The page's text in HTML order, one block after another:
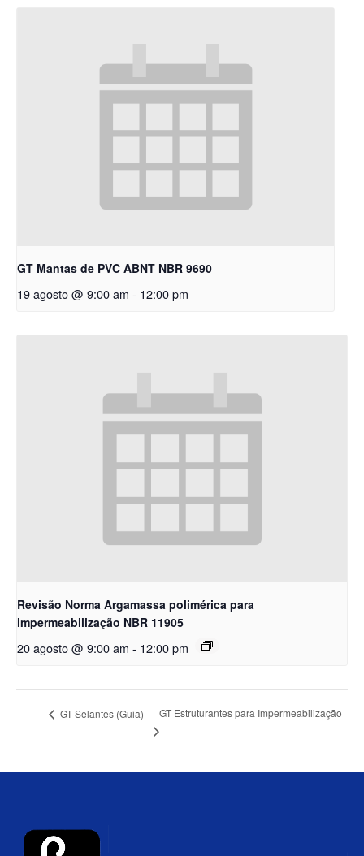
GT Mantas de PVC ABNT NBR 9690
19 agosto @ 9:00 am - 12:00 pm
Revisão Norma Argamassa polimérica para
impermeabilização NBR 11905
20 agosto @ 9:00 am - 12:00 pm
GT Selantes (Guia) GT Estruturantes para Impermeabilização